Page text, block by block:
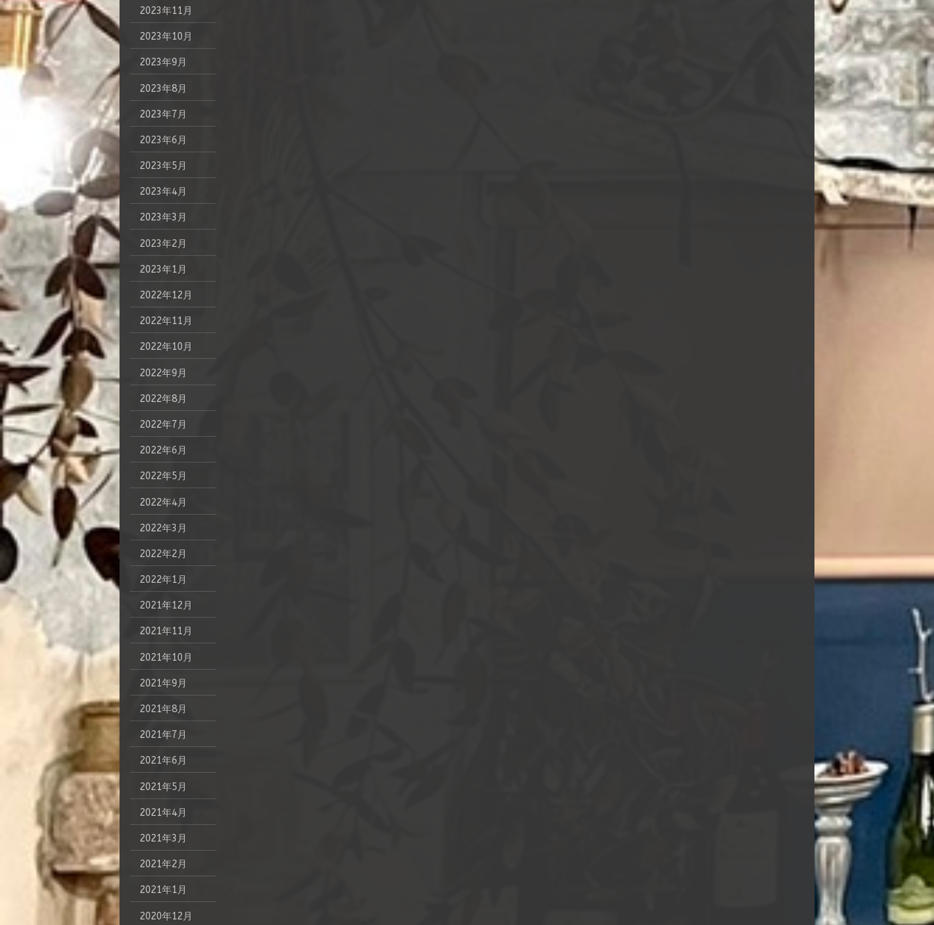
2023年11月
2023年10月
2023年9月
2023年8月
2023年7月
2023年6月
2023年5月
2023年4月
2023年3月
2023年2月
2023年1月
2022年12月
2022年11月
2022年10月
2022年9月
2022年8月
2022年7月
2022年6月
2022年5月
2022年4月
2022年3月
2022年2月
2022年1月
2021年12月
2021年11月
2021年10月
2021年9月
2021年8月
2021年7月
2021年6月
2021年5月
2021年4月
2021年3月
2021年2月
2021年1月
2020年12月